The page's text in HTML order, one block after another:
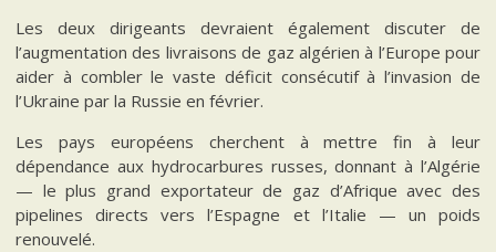
Les deux dirigeants devraient également discuter de
l’augmentation des livraisons de gaz algérien à l’Europe pour
aider à combler le vaste déficit consécutif à l’invasion de
l’Ukraine par la Russie en février.
Les pays européens cherchent à mettre fin à leur
dépendance aux hydrocarbures russes, donnant à l’Algérie
— le plus grand exportateur de gaz d’Afrique avec des
pipelines directs vers l’Espagne et l’Italie — un poids
renouvelé.